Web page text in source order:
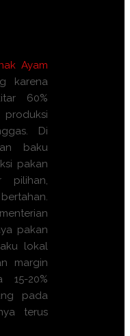
Ayam
karena
60%
Di
baku
pakan
pilihan,
pakan
lokal
margin
15-20%
pada
terus